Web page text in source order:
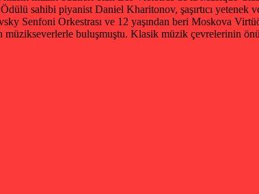
sahibi piyanist Daniel Kharitonov, şaşırtıcı yetenek
Senfoni Orkestrası ve 12 yaşından beri Moskova
buluşmuştu. Klasik müzik çevrelerinin